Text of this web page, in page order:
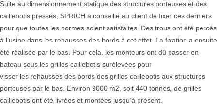
Suite au dimensionnement statique des structures porteuses et des
caillebotis pressés, SPRICH a conseillé au client de fixer ces derniers
pour que toutes les normes soient satisfaites. Des trous ont été percés
à l’usine dans les rehausses des bords à cet effet. La fixation a ensuite
été réalisée par le bas. Pour cela, les monteurs ont dû passer en
bateau sous les grilles caillebotis surélevées pour
visser les rehausses des bords des grilles caillebotis aux structures
porteuses par le bas. Environ 9000 m2, soit 440 tonnes, de grilles
caillebotis ont été livrées et montées jusqu’à présent.